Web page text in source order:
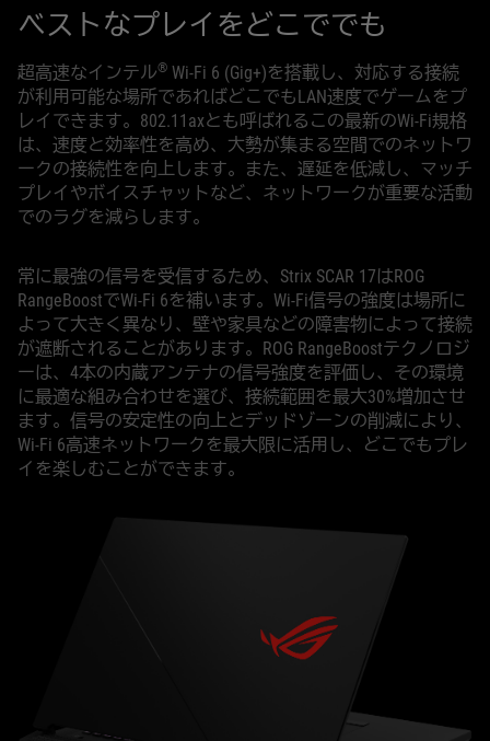
ベストなプレイをどこででも
超高速なインテル® Wi-Fi 6 (Gig+)を搭載し、対応する接続
が利用可能な場所であればどこでもLAN速度でゲームをプ
レイできます。802.11axとも呼ばれるこの最新のWi-Fi規格
は、速度と効率性を高め、大勢が集まる空間でのネットワ
ークの接続性を向上します。また、遅延を低減し、マッチ
プレイやボイスチャットなど、ネットワークが重要な活動
でのラグを減らします。
常に最強の信号を受信するため、Strix SCAR 17はROG
RangeBoostでWi-Fi 6を補います。Wi-Fi信号の強度は場所に
よって大きく異なり、壁や家具などの障害物によって接続
が遮断されることがあります。ROG RangeBoostテクノロジ
ーは、4本の内蔵アンテナの信号強度を評価し、その環境
に最適な組み合わせを選び、接続範囲を最大30%増加させ
ます。信号の安定性の向上とデッドゾーンの削減により、
Wi-Fi 6高速ネットワークを最大限に活用し、どこでもプレ
イを楽しむことができます。